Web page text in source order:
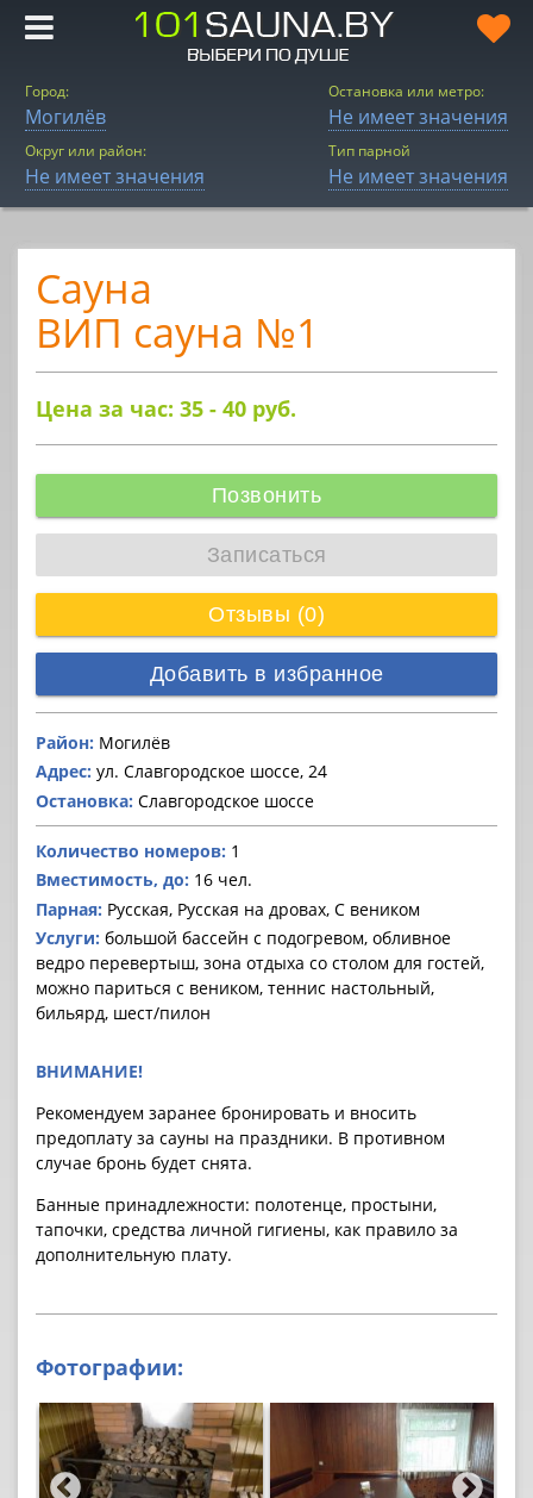
Город:
Могилёв
Округ или район:
Не имеет значения
Остановка или метро:
Не имеет значения
Тип парной
Не имеет значения
Сауна
ВИП сауна №1
Цена за час: 35 - 40 руб.
Позвонить
Записаться
Отзывы (0)
Добавить в избранное
Район: Могилёв
Адрес: ул. Славгородское шоссе, 24
Остановка: Славгородское шоссе
Количество номеров: 1
Вместимость, до: 16 чел.
Парная: Русская, Русская на дровах, С веником
Услуги: большой бассейн с подогревом, обливное
ведро перевертыш, зона отдыха со столом для гостей,
можно париться с веником, теннис настольный,
бильярд, шест/пилон
ВНИМАНИЕ!
Рекомендуем заранее бронировать и вносить
предоплату за cауны на праздники. В противном
случае бронь будет снята.
Банные принадлежности: полотенце, простыни,
тапочки, средства личной гигиены, как правило за
дополнительную плату.
Фотографии: